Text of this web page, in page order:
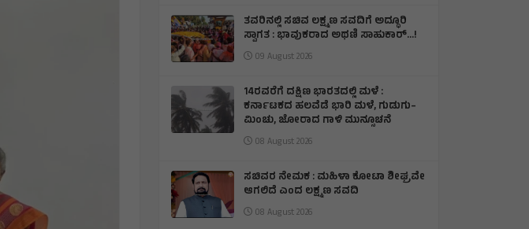
ತವರಿನಲ್ಲಿ ಸಚಿವ ಲಕ್ಷ್ಮಣ ಸವದಿಗೆ ಅದ್ಧೂರಿ
ಸ್ವಾಗತ : ಭಾವುಕರಾದ ಅಥಣಿ ಸಾಹುಕಾರ್...!
09 August 2026
14ರವರೆಗೆ ದಕ್ಷಿಣ ಭಾರತದಲ್ಲಿ ಮಳೆ :
ಕರ್ನಾಟಕದ ಹಲವೆಡೆ ಭಾರಿ ಮಳೆ, ಗುಡುಗು–
ಮಿಂಚು, ಜೋರಾದ ಗಾಳಿ ಮುನ್ಸೂಚನೆ
08 August 2026
ಸಚಿವರ ನೇಮಕ : ಮಹಿಳಾ ಕೋಟಾ ಶೀಘ್ರವೇ
ಆಗಲಿದೆ ಎಂದ ಲಕ್ಷ್ಮಣ ಸವದಿ
08 August 2026